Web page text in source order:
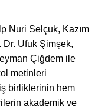
Nuri Selçuk, Kazım
Dr. Ufuk Şimşek,
Çiğdem ile
metinleri
birliklerinin hem
akademik ve